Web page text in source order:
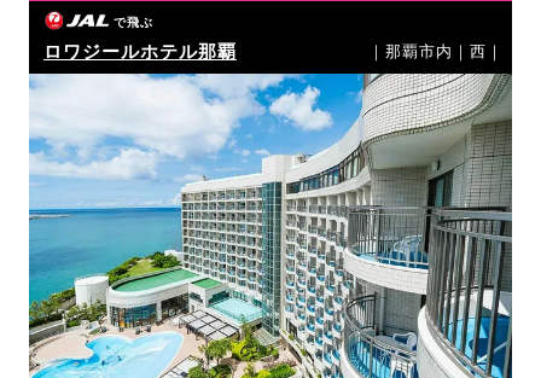
で飛ぶ
ロワジールホテル那覇 ｜那覇市内｜西｜